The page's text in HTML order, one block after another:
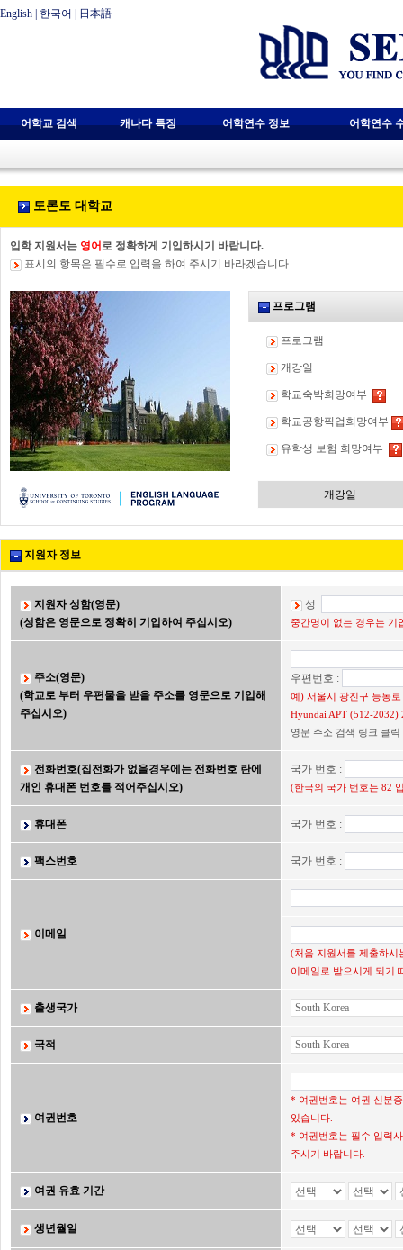
English 한국어 日本語
어학교 검색 캐나다 특징 어학연수 정보 어학연수
토론토 대학교
입학 지원서는 영어 로 정확하게 기입하시기 바랍니다.
표시의 항목은 필수로 입력을 하여 주시기 바라겠습니다.
프로그램
프로그램
개강일
학교숙박희망여부
학교공항픽업희망여부
유학생 보험 희망여부
개강일
지원자 정보
지원자 성함(영문)
(성함은 영문으로 정확히 기입하여 주십시오)
성
중간명이 없는 경우는 기
주소(영문)
(학교로 부터 우편물을 받을 주소를 영문으로 기입해
주십시오)
우편번호 :
예) 서울시 광진구 능동
Hyundai APT (512-2032)
영문 주소 검색 링크 클릭
전화번호(집전화가 없을경우에는 전화번호 란에
개인 휴대폰 번호를 적어주십시오)
국가 번호 :
(한국의 국가 번호는 82
휴대폰 국가 번호 :
팩스번호 국가 번호 :
이메일
(처음 지원서를 제출하시
이메일로 받으시게 되기
출생국가
국적
여권번호
* 여권번호는 여권 신분
있습니다.
* 여권번호는 필수 입력
주시기 바랍니다.
여권 유효 기간
생년월일